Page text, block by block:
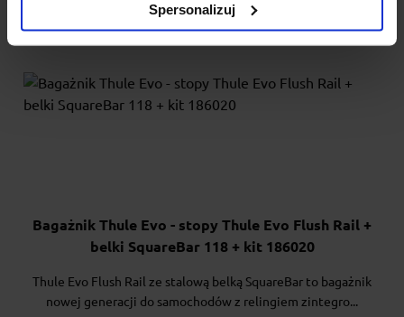
Spersonalizuj
Bagażnik Thule Evo - stopy Thule Evo Flush Rail +
belki SquareBar 118 + kit 186020
Thule Evo Flush Rail ze stalową belką SquareBar to bagażnik
nowej generacji do samochodów z relingiem zintegro...